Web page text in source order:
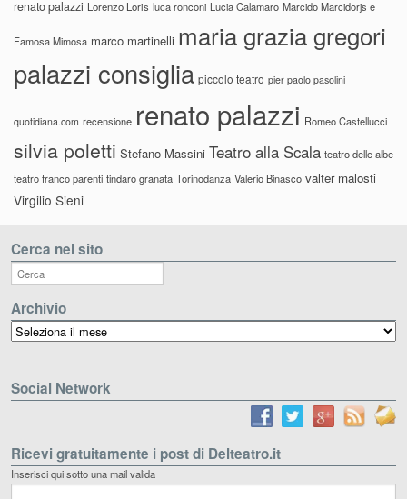
renato palazzi Lorenzo Loris luca ronconi Lucia Calamaro Marcido Marcidorjs e
Famosa Mimosa marco martinelli maria grazia gregori
palazzi consiglia piccolo teatro pier paolo pasolini
quotidiana.com recensione renato palazzi Romeo Castellucci
silvia poletti Stefano Massini Teatro alla Scala teatro delle albe
teatro franco parenti tindaro granata Torinodanza Valerio Binasco valter malosti
Virgilio Sieni
Cerca nel sito
Archivio
Archivio
Social Network
Ricevi gratuitamente i post di Delteatro.it
Inserisci qui sotto una mail valida